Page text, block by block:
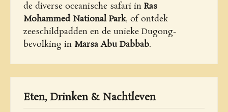
de diverse oceanische safari in Ras
Mohammed National Park, of ontdek
zeeschildpadden en de unieke Dugong-
bevolking in Marsa Abu Dabbab.
Eten, Drinken & Nachtleven